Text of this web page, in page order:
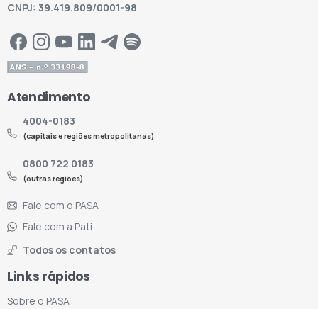
CNPJ: 39.419.809/0001-98
Atendimento
4004-0183
(capitais e regiões metropolitanas)
0800 722 0183
(outras regiões)
Fale com o PASA
Fale com a Pati
Todos os contatos
Links rápidos
Sobre o PASA